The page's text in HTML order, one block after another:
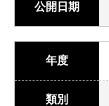
公開日期
年度
類別